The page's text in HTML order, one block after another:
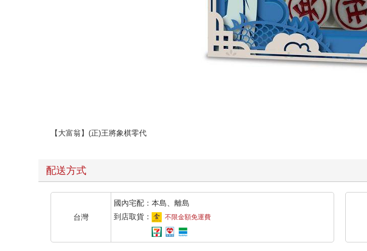
【大富翁】(正)王將象棋零代
配送方式
台灣
國內宅配：本島、離島
到店取貨：
不限金額免運費